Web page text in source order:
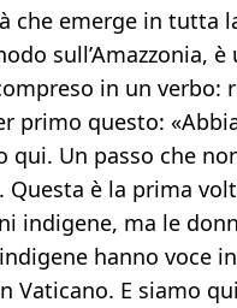
che emerge in tutta
sull’Amazzonia,
in un verbo:
primo questo:
qui. Un passo che
è la prima
indigene, ma le
hanno voce
Vaticano. E siamo